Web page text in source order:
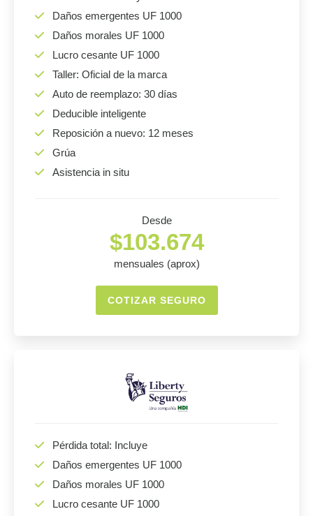
Daños emergentes UF 1000
Daños morales UF 1000
Lucro cesante UF 1000
Taller: Oficial de la marca
Auto de reemplazo: 30 días
Deducible inteligente
Reposición a nuevo: 12 meses
Grúa
Asistencia in situ
Desde
$103.674
mensuales (aprox)
COTIZAR SEGURO
Pérdida total: Incluye
Daños emergentes UF 1000
Daños morales UF 1000
Lucro cesante UF 1000